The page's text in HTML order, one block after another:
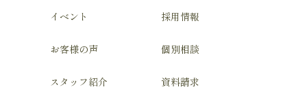
イベント
お客様の声
スタッフ紹介
採用情報
個別相談
資料請求